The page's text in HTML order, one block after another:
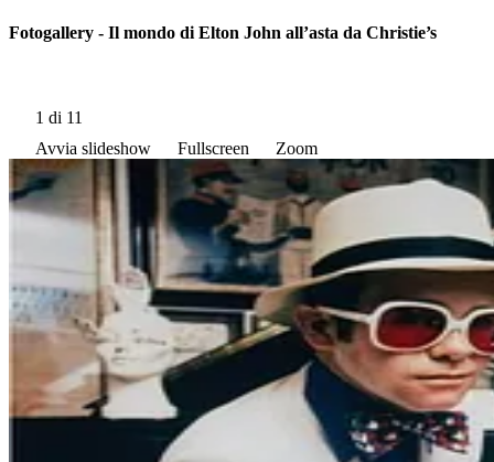
Fotogallery - Il mondo di Elton John all’asta da Christie’s
1 di 11
Avvia slideshow
Fullscreen Zoom